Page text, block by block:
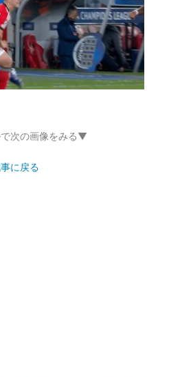
次の画像をみる▼
に戻る